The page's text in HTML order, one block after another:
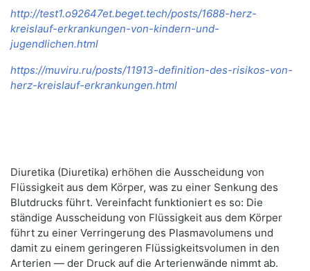
http://test1.o92647et.beget.tech/posts/1688-herz-
kreislauf-erkrankungen-von-kindern-und-
jugendlichen.html
https://muviru.ru/posts/11913-definition-des-risikos-von-
herz-kreislauf-erkrankungen.html
Diuretika (Diuretika) erhöhen die Ausscheidung von
Flüssigkeit aus dem Körper, was zu einer Senkung des
Blutdrucks führt. Vereinfacht funktioniert es so: Die
ständige Ausscheidung von Flüssigkeit aus dem Körper
führt zu einer Verringerung des Plasmavolumens und
damit zu einem geringeren Flüssigkeitsvolumen in den
Arterien — der Druck auf die Arterienwände nimmt ab.